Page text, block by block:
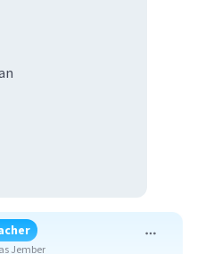
Jember